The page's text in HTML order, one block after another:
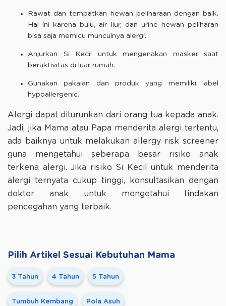
Rawat dan tempatkan hewan peliharaan dengan baik.
Hal ini karena bulu, air liur, dan urine hewan peliharan
bisa saja memicu munculnya alergi.
Anjurkan Si Kecil untuk mengenakan masker saat
beraktivitas di luar rumah.
Gunakan pakaian dan produk yang memiliki label
hypoallergenic.
Alergi dapat diturunkan dari orang tua kepada anak.
Jadi, jika Mama atau Papa menderita alergi tertentu,
ada baiknya untuk melakukan allergy risk screener
guna mengetahui seberapa besar risiko anak
terkena alergi. Jika risiko Si Kecil untuk menderita
alergi ternyata cukup tinggi, konsultasikan dengan
dokter anak untuk mengetahui tindakan
pencegahan yang terbaik.
Pilih Artikel Sesuai Kebutuhan Mama
3 Tahun 4 Tahun 5 Tahun
Tumbuh Kembang Pola Asuh